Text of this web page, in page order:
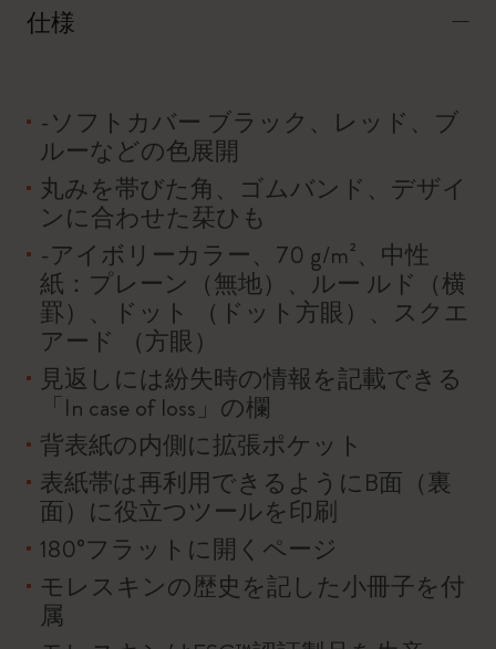
仕様
-ソフトカバー ブラック、レッド、ブ
ルーなどの色展開
丸みを帯びた角、ゴムバンド、デザイ
ンに合わせた栞ひも
-アイボリーカラー、70 g/m²、中性
紙：プレーン（無地）、ルー ルド（横
罫）、ドット （ドット方眼）、スクエ
アード （方眼）
見返しには紛失時の情報を記載できる
「In case of loss」の欄
背表紙の内側に拡張ポケット
表紙帯は再利用できるようにB面（裏
面）に役立つツールを印刷
180°フラットに開くページ
モレスキンの歴史を記した小冊子を付
属